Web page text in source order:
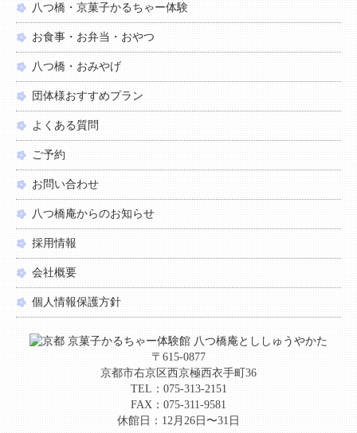
八つ橋・京菓子かるちゃー体験
お食事・お弁当・おやつ
八つ橋・おみやげ
団体様おすすめプラン
よくある質問
ご予約
お問い合わせ
八つ橋庵からのお知らせ
採用情報
会社概要
個人情報保護方針
〒615-0877
京都市右京区西京極西衣手町36
TEL：075-313-2151
FAX：075-311-9581
休館日：12月26日〜31日